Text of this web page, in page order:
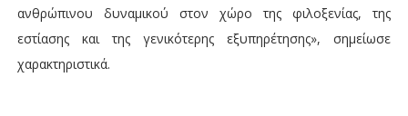
ανθρώπινου δυναμικού στον χώρο της φιλοξενίας, της
εστίασης και της γενικότερης εξυπηρέτησης», σημείωσε
χαρακτηριστικά.